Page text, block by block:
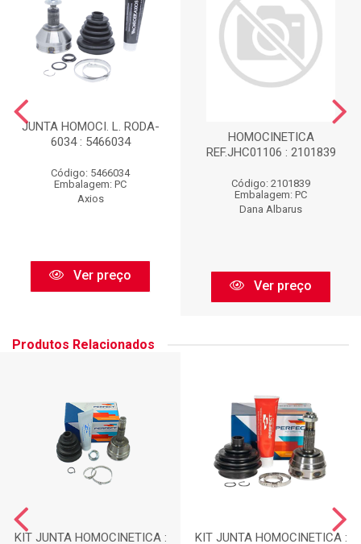
JUNTA HOMOCI. L. RODA-
6034 : 5466034
Código: 5466034
Embalagem: PC
Axios
Ver preço
HOMOCINETICA
REF.JHC01106 : 2101839
Código: 2101839
Embalagem: PC
Dana Albarus
Ver preço
Produtos Relacionados
KIT JUNTA HOMOCINETICA : KIT JUNTA HOMOCINETICA :